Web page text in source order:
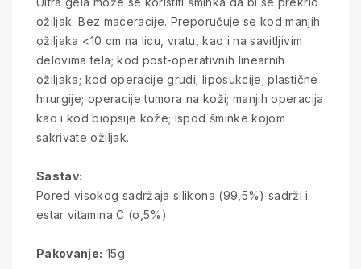
ožiljak. Bez maceracije. Preporučuje se kod manjih
ožiljaka <10 cm na licu, vratu, kao i na savitljivim
delovima tela; kod post-operativnih linearnih
ožiljaka; kod operacije grudi; liposukcije; plastične
hirurgije; operacije tumora na koži; manjih operacija
kao i kod biopsije kože; ispod šminke kojom
sakrivate ožiljak.
Sastav:
Pored visokog sadržaja silikona (99,5%) sadrži i
estar vitamina C (o,5%).
Pakovanje: 15g